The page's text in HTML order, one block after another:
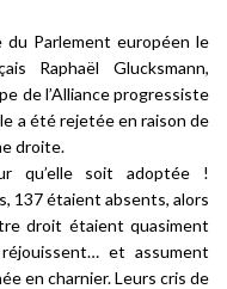
Parlement européen le
Raphaël Glucksmann,
del’Alliance progressiste
a été rejetée en raison de
droite.
qu’elle soit adoptée !
137 étaient absents, alors
droit étaient quasiment
et assument
en charnier. Leurs cris de